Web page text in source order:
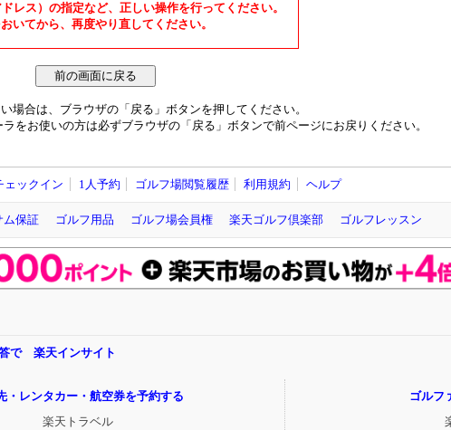
レス）の指定など、正しい操作を行ってください。
いてから、再度やり直してください。
場合は、ブラウザの「戻る」ボタンを押してください。
をお使いの方は必ずブラウザの「戻る」ボタンで前ページにお戻りください。
ェックイン 1人予約 ゴルフ場閲覧履歴 利用規約 ヘルプ
ム保証 ゴルフ用品 ゴルフ場会員権 楽天ゴルフ倶楽部 ゴルフレッスン
答で 楽天インサイト
・レンタカー・航空券を予約する
楽天トラベル
ゴルフ